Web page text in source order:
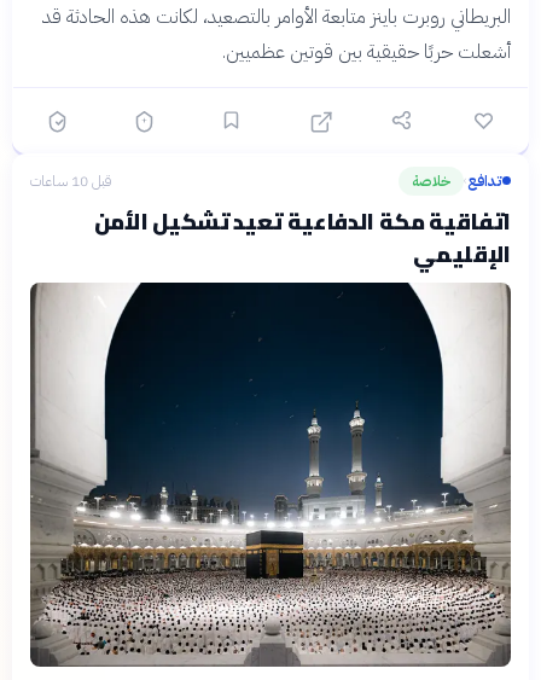
البريطاني روبرت باينز متابعة الأوامر بالتصعيد، لكانت هذه الحادثة قد
أشعلت حربًا حقيقية بين قوتين عظميين.
تدافع› خلاصة قبل 10 ساعات
اتفاقية مكة الدفاعية تعيد تشكيل الأمن
الإقليمي